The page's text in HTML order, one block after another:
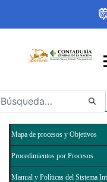
Saltar al contenido
Abrir menú de
Mapa de procesos y Objetivos
Procedimientos por Procesos
Manual y Políticas del Sistema